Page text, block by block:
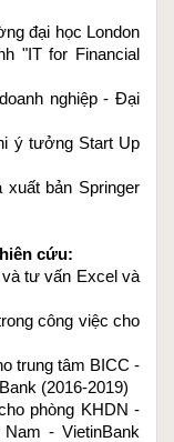
đại học London
"IT for Financial
nghiệp - Đại
ý tưởng Start Up
bản Springer
cứu:
tư vấn Excel và
công việc cho
trung tâm BICC -
(2016-2019)
phòng KHDN -
- VietinBank